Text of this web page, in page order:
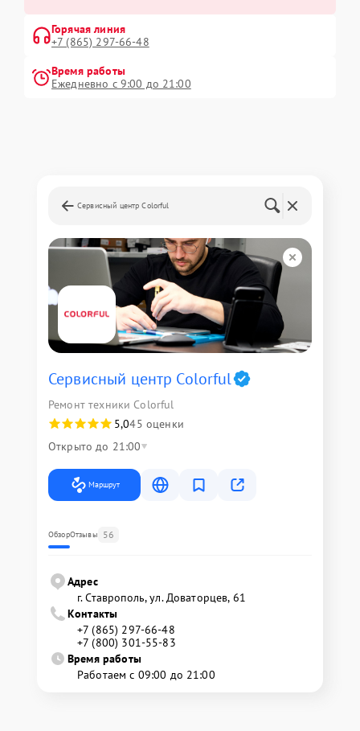
Горячая линия
+7 (865) 297-66-48
Время работы
Ежедневно с 9:00 до 21:00
Сервисный центр Colorful
Сервисный центр Colorful
Ремонт техники Colorful
5,045 оценки
Открыто до 21:00
Маршрут
ОбзорОтзывы 56
Адрес
г. Ставрополь, ул. Доваторцев, 61
Контакты
+7 (865) 297-66-48
+7 (800) 301-55-83
Время работы
Работаем с 09:00 до 21:00